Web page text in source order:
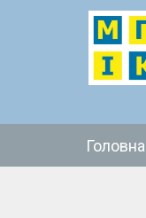
Головна